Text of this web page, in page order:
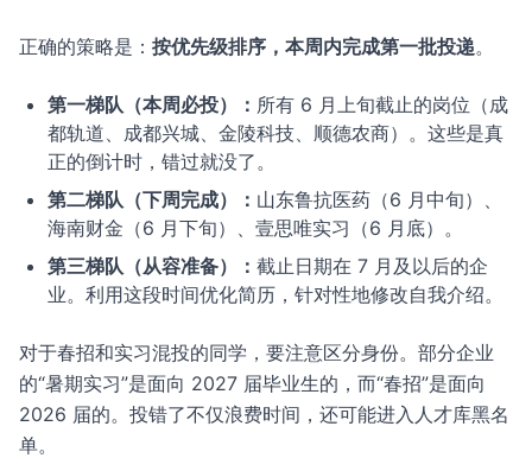
正确的策略是： 按优先级排序，本周内完成第一批投递。
第一梯队（本周必投）： 所有 6 月上旬截止的岗位（成
都轨道、成都兴城、金陵科技、顺德农商）。这些是真
正的倒计时，错过就没了。
第二梯队（下周完成）： 山东鲁抗医药（6 月中旬）、
海南财金（6 月下旬）、壹思唯实习（6 月底）。
第三梯队（从容准备）： 截止日期在 7 月及以后的企
业。利用这段时间优化简历，针对性地修改自我介绍。
对于春招和实习混投的同学，要注意区分身份。部分企业
的“暑期实习”是面向 2027 届毕业生的，而“春招”是面向
2026 届的。投错了不仅浪费时间，还可能进入人才库黑名
单。